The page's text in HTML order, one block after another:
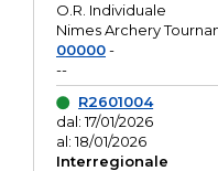
O.R. Individuale
Nimes Archery
00000-
--
R2601004
dal: 17/01/2026
al: 18/01/2026
Interregionale